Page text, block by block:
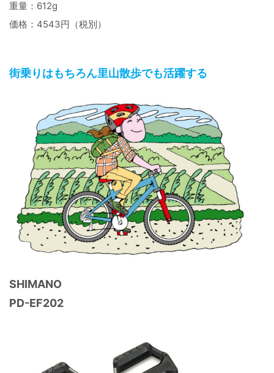
重量：612g
価格：4543円（税別）
街乗りはもちろん里山散歩でも活躍する
SHIMANO
PD-EF202